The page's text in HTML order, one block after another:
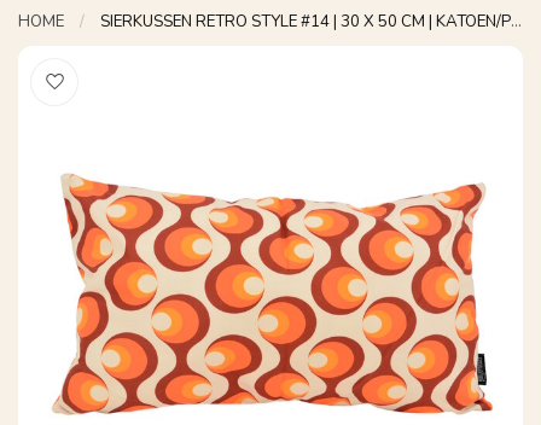
HOME / SIERKUSSEN RETRO STYLE #14 | 30 X 50 CM | KATOEN/POLYESTER